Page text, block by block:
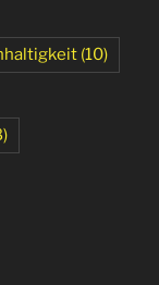
(10)